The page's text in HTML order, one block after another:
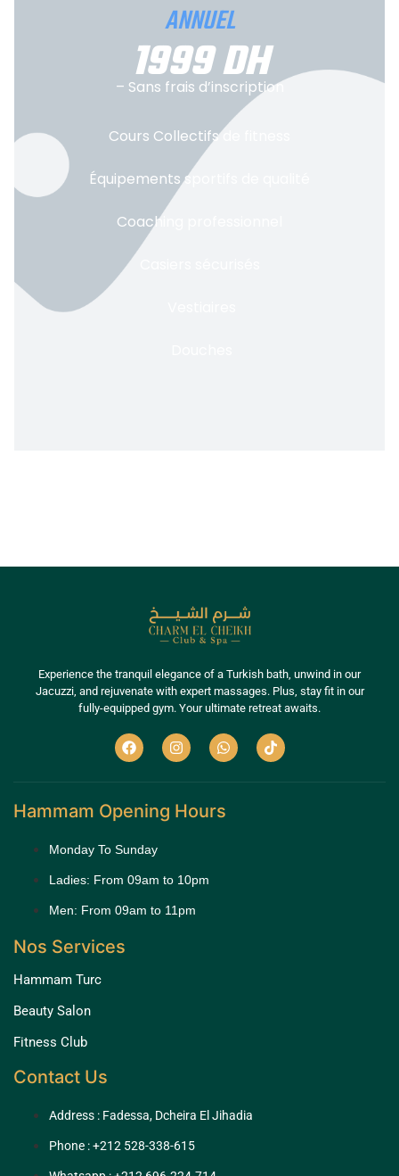
ANNUEL
1999 DH
– Sans frais d’inscription
Cours Collectifs de fitness
Équipements sportifs de qualité
Coaching professionnel
Experience the tranquil elegance of a Turkish bath, unwind in our
Jacuzzi, and rejuvenate with expert massages. Plus, stay fit in our
fully-equipped gym. Your ultimate retreat awaits.
Hammam Opening Hours
Monday To Sunday
Ladies: From 09am to 10pm
Men: From 09am to 11pm
Nos Services
Hammam Turc
Beauty Salon
Fitness Club
Contact Us
Address : Fadessa, Dcheira El Jihadia
Phone : +212 528-338-615